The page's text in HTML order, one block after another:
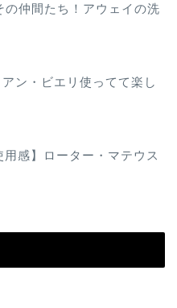
の仲間たち！アウェイの洗
ン・ビエリ使ってて楽し
用感】ローター・マテウス